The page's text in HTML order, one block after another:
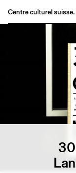
Centre culturel suisse.
About